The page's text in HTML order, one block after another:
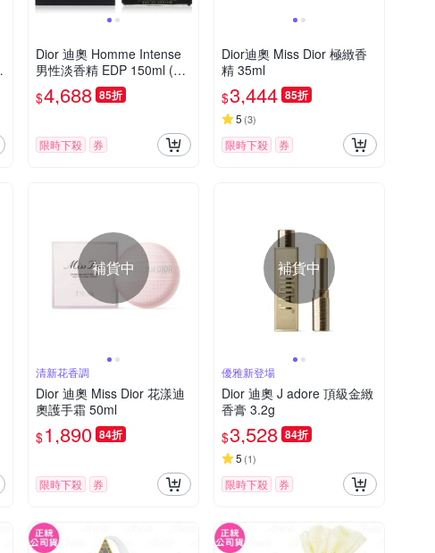
Dior 迪奧 Homme Intense
男性淡香精 EDP 150ml (平
行輸入)
$4,688 85折
限時下殺 券
Dior迪奧 Miss Dior 極緻香
精 35ml
$3,444 85折
5 (3)
限時下殺 券
補貨中
清新花香調
Dior 迪奧 Miss Dior 花漾迪
奧護手霜 50ml
$1,890 84折
限時下殺 券
補貨中
優雅新登場
Dior 迪奧 J adore 頂級金緻
香膏 3.2g
$3,528 84折
5 (1)
限時下殺 券